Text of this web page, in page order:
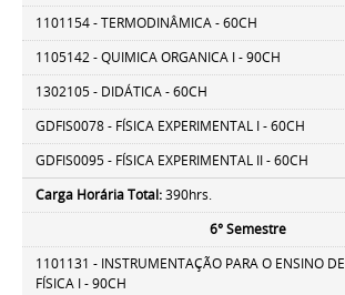
1101154 - TERMODINÂMICA - 60CH
1105142 - QUIMICA ORGANICA I - 90CH
1302105 - DIDÁTICA - 60CH
GDFIS0078 - FÍSICA EXPERIMENTAL I - 60CH
GDFIS0095 - FÍSICA EXPERIMENTAL II - 60CH
Carga Horária Total:390hrs.
6° Semestre
1101131 - INSTRUMENTAÇÃO PARA O ENSINO DE
FÍSICA I - 90CH